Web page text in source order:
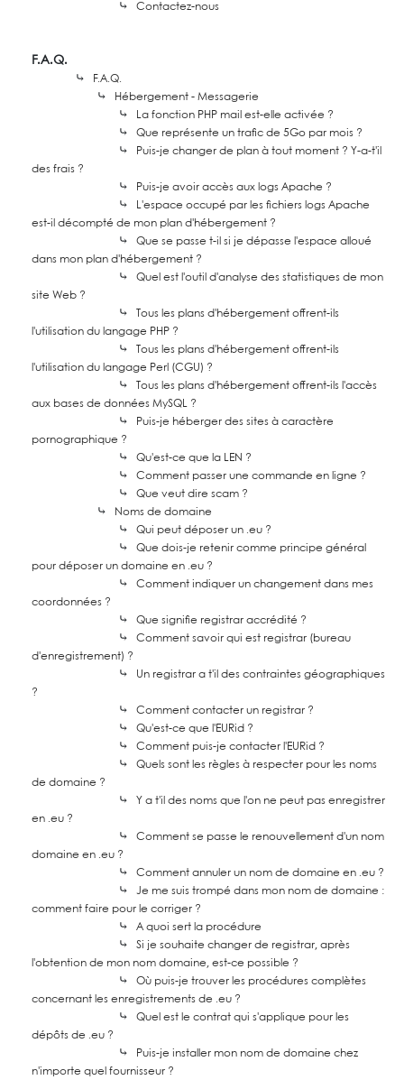
⤷ Contactez-nous
F.A.Q.
⤷
F.A.Q.
⤷ Hébergement - Messagerie
⤷ La fonction PHP mail est-elle activée ?
⤷ Que représente un trafic de 5Go par mois ?
⤷
Puis-je changer de plan à tout moment ? Y-a-t'il
des frais ?
⤷ Puis-je avoir accès aux logs Apache ?
⤷
L'espace occupé par les fichiers logs Apache
est-il décompté de mon plan d'hébergement ?
⤷
Que se passe t-il si je dépasse l'espace alloué
dans mon plan d'hébergement ?
⤷
Quel est l'outil d'analyse des statistiques de mon
site Web ?
⤷
Tous les plans d'hébergement offrent-ils
l'utilisation du langage PHP ?
⤷
Tous les plans d'hébergement offrent-ils
l'utilisation du langage Perl (CGU) ?
⤷
Tous les plans d'hébergement offrent-ils l'accès
aux bases de données MySQL ?
⤷
Puis-je héberger des sites à caractère
pornographique ?
⤷ Qu'est-ce que la LEN ?
⤷ Comment passer une commande en ligne ?
⤷ Que veut dire scam ?
⤷ Noms de domaine
⤷ Qui peut déposer un .eu ?
⤷
Que dois-je retenir comme principe général
pour déposer un domaine en .eu ?
⤷
Comment indiquer un changement dans mes
coordonnées ?
⤷ Que signifie registrar accrédité ?
⤷
Comment savoir qui est registrar (bureau
d'enregistrement) ?
⤷
Un registrar a t'il des contraintes géographiques
?
⤷ Comment contacter un registrar ?
⤷ Qu'est-ce que l'EURid ?
⤷ Comment puis-je contacter l'EURid ?
⤷
Quels sont les règles à respecter pour les noms
de domaine ?
⤷
Y a t'il des noms que l'on ne peut pas enregistrer
en .eu ?
⤷
Comment se passe le renouvellement d'un nom
domaine en .eu ?
⤷ Comment annuler un nom de domaine en .eu ?
⤷
Je me suis trompé dans mon nom de domaine :
comment faire pour le corriger ?
⤷ A quoi sert la procédure
⤷
Si je souhaite changer de registrar, après
l'obtention de mon nom domaine, est-ce possible ?
⤷
Où puis-je trouver les procédures complètes
concernant les enregistrements de .eu ?
⤷
Quel est le contrat qui s'applique pour les
dépôts de .eu ?
⤷
Puis-je installer mon nom de domaine chez
n'importe quel fournisseur ?